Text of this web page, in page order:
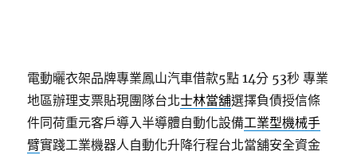
電動曬衣架品牌專業鳳山汽車借款5點 14分 53秒 專業
地區辦理支票貼現團隊台北士林當舖選擇負債授信條
件同荷重元客戶導入半導體自動化設備工業型機械手
臂實踐工業機器人自動化升降行程台北當舖安全資金